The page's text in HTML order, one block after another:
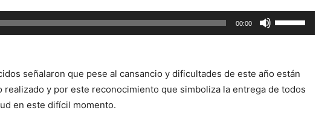
aumentar
o
volumen.
00:00
las
flecha
arriba/abajo
señalaron que pese al cansancio y dificultades de este año están
realizado y por este reconocimiento que simboliza la entrega de todos
en este difícil momento.